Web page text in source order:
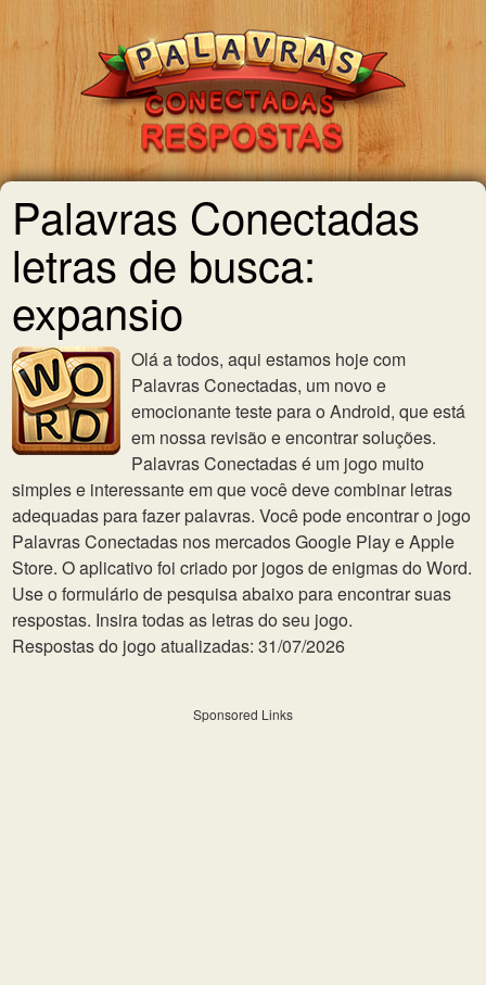
Palavras Conectadas
letras de busca:
expansio
Olá a todos, aqui estamos hoje com
Palavras Conectadas, um novo e
emocionante teste para o Android, que está
em nossa revisão e encontrar soluções.
Palavras Conectadas é um jogo muito
simples e interessante em que você deve combinar letras
adequadas para fazer palavras. Você pode encontrar o jogo
Palavras Conectadas nos mercados Google Play e Apple
Store. O aplicativo foi criado por jogos de enigmas do Word.
Use o formulário de pesquisa abaixo para encontrar suas
respostas. Insira todas as letras do seu jogo.
Respostas do jogo atualizadas: 31/07/2026
Sponsored Links